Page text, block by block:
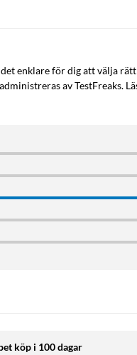
belyses hela ytan
ett skåp eller på en
USB-kabel.
enklare för dig att välja
av TestFreaks.
köp i 100 dagar